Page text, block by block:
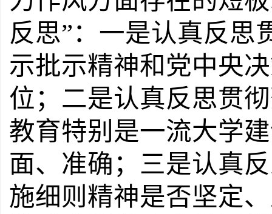
反思”：一是认真反思
示批示精神和党中央
位； 二是认真反思贯
教育特别是一流大学
面、准确； 三是认真
施细则精神是否坚定